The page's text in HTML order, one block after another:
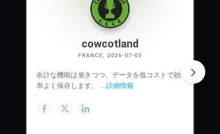
cowcotland
FRANCE, 2026-07-03
余計な機能は省きつつ、データを低コストで効
率よく保存します。 ... 詳細情報